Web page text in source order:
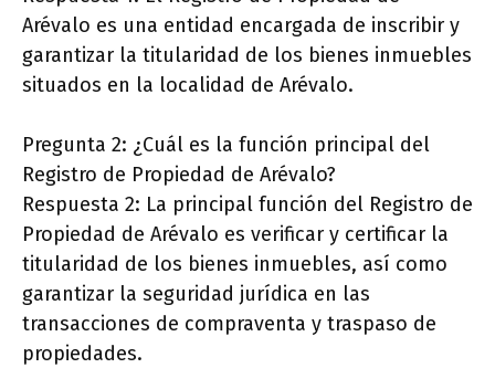
Arévalo es una entidad encargada de inscribir y
garantizar la titularidad de los bienes inmuebles
situados en la localidad de Arévalo.
Pregunta 2: ¿Cuál es la función principal del
Registro de Propiedad de Arévalo?
Respuesta 2: La principal función del Registro de
Propiedad de Arévalo es verificar y certificar la
titularidad de los bienes inmuebles, así como
garantizar la seguridad jurídica en las
transacciones de compraventa y traspaso de
propiedades.